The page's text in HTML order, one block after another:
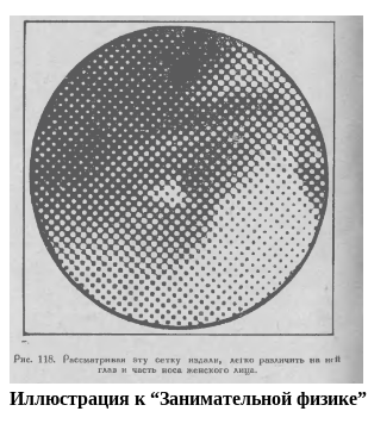
Иллюстрация к “Занимательной физике”